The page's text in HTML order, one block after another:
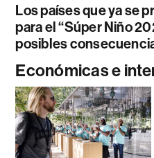
Los países que ya se
para el “Súper Niño
posibles
Económicas e